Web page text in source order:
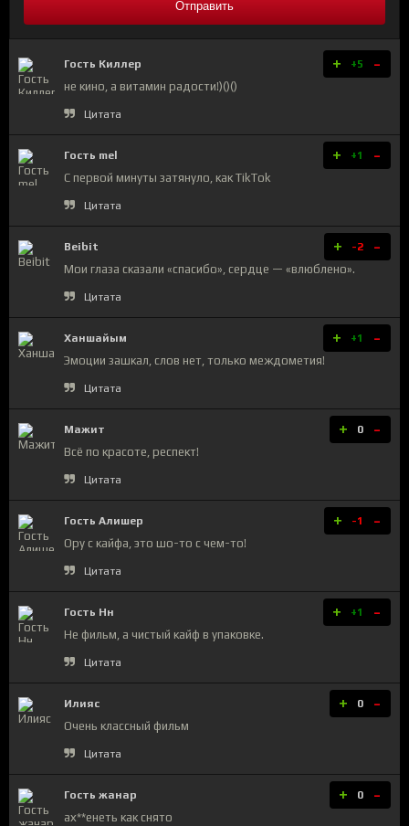
Отправить
Гость Киллер + +5 -
не кино, а витамин радости!)()()
Цитата
Гость mel + +1 -
С первой минуты затянуло, как TikTok
Цитата
Beibit + -2 -
Мои глаза сказали «спасибо», сердце — «влюблено».
Цитата
Ханшайым + +1 -
Эмоции зашкал, слов нет, только междометия!
Цитата
Мажит + 0 -
Всё по красоте, респект!
Цитата
Гость Алишер + -1 -
Ору с кайфа, это шо-то с чем-то!
Цитата
Гость Нн + +1 -
Не фильм, а чистый кайф в упаковке.
Цитата
Илияс + 0 -
Очень классный фильм
Цитата
Гость жанар + 0 -
ах**енеть как снято